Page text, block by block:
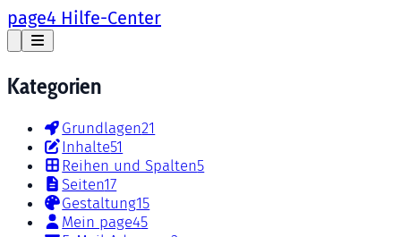
page4 Hilfe-Center
Kategorien
Grundlagen21
Inhalte51
Reihen und Spalten5
Seiten17
Gestaltung15
Mein page45